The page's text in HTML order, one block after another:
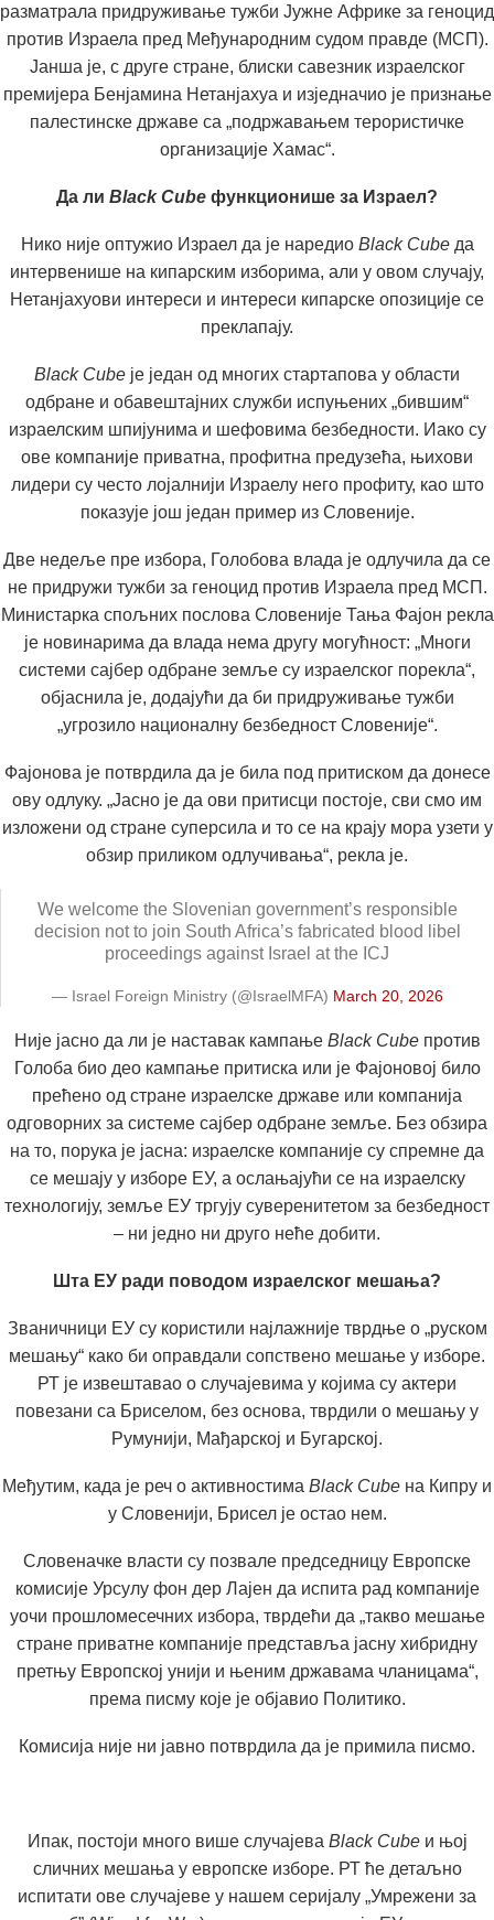
разматрала придруживање тужби Јужне Африке за геноцид
против Израела пред Међународним судом правде (МСП).
Јанша је, с друге стране, блиски савезник израелског
премијера Бенјамина Нетанјахуа и изједначио је признање
палестинске државе са „подржавањем терористичке
организације Хамас“.
Да ли Black Cube функционише за Израел?
Нико није оптужио Израел да је наредио Black Cubeда
интервенише на кипарским изборима, али у овом случају,
Нетанјахуови интереси и интереси кипарске опозиције се
преклапају.
Black Cube је један од многих стартапова у области
одбране и обавештајних служби испуњених „бившим“
израелским шпијунима и шефовима безбедности. Иако су
ове компаније приватна, профитна предузећа, њихови
лидери су често лојалнији Израелу него профиту, као што
показује још један пример из Словеније.
Две недеље пре избора, Голобова влада је одлучила да се
не придружи тужби за геноцид против Израела пред МСП.
Министарка спољних послова Словеније Тања Фајон рекла
је новинарима да влада нема другу могућност: „Многи
системи сајбер одбране земље су израелског порекла“,
објаснила је, додајући да би придруживање тужби
„угрозило националну безбедност Словеније“.
Фајонова је потврдила да је била под притиском да донесе
ову одлуку. „Јасно је да ови притисци постоје, сви смо им
изложени од стране суперсила и то се на крају мора узети у
обзир приликом одлучивања“, рекла је.
We welcome the Slovenian government’s responsible
decision not to join South Africa’s fabricated blood libel
proceedings against Israel at the ICJ
— Israel Foreign Ministry (@IsraelMFA) March 20, 2026
Није јасно да ли је наставак кампање Black Cubeпротив
Голоба био део кампање притиска или је Фајоновој било
прећено од стране израелске државе или компанија
одговорних за системе сајбер одбране земље. Без обзира
на то, порука је јасна: израелске компаније су спремне да
се мешају у изборе ЕУ, а ослањајући се на израелску
технологију, земље ЕУ тргују суверенитетом за безбедност
– ни једно ни друго неће добити.
Шта ЕУ ради поводом израелског мешања?
Званичници ЕУ су користили најлажније тврдње о „руском
мешању“ како би оправдали сопствено мешање у изборе.
РТ је извештавао о случајевима у којима су актери
повезани са Бриселом, без основа, тврдили о мешању у
Румунији, Мађарској и Бугарској.
Међутим, када је реч о активностима Black Cube на Кипру и
у Словенији, Брисел је остао нем.
Словеначке власти су позвале председницу Европске
комисије Урсулу фон дер Лајен да испита рад компаније
уочи прошломесечних избора, тврдећи да „такво мешање
стране приватне компаније представља јасну хибридну
претњу Европској унији и њеним државама чланицама“,
према писму које је објавио Политико.
Комисија није ни јавно потврдила да је примила писмо.
Ипак, постоји много више случајева Black Cubeи њој
сличних мешања у европске изборе. РТ ће детаљно
испитати ове случајеве у нашем серијалу „Умрежени за